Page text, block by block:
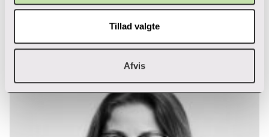
Tillad valgte
Afvis
8700 Horsens